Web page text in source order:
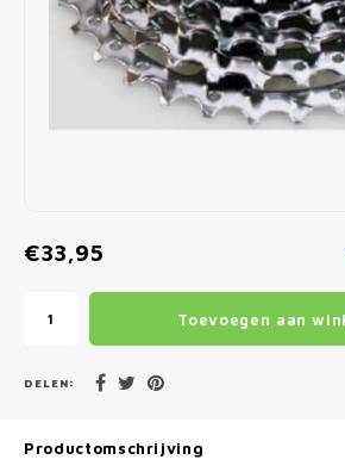
Fietscomputers
Zadeltassen
€33,95
Toevoegen aan
DELEN:
Productomschrijving